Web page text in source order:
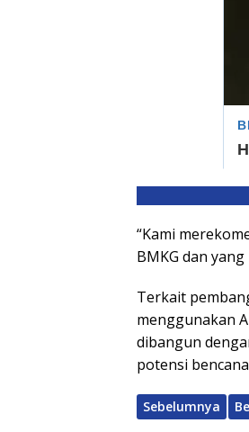
“Kami
BMKG dan
Terkait
menggunakan
dibangun
potensi
Sebelumnya